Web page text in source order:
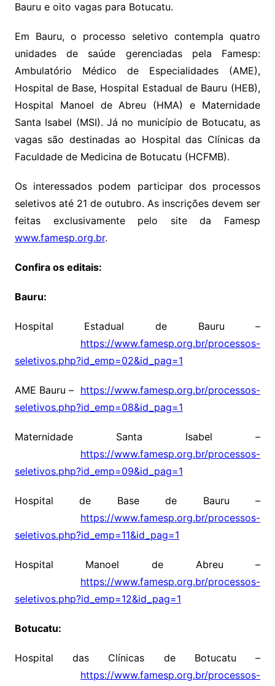
Bauru e oito vagas para Botucatu.
Em Bauru, o processo seletivo contempla quatro
unidades de saúde gerenciadas pela Famesp:
Ambulatório Médico de Especialidades (AME),
Hospital de Base, Hospital Estadual de Bauru (HEB),
Hospital Manoel de Abreu (HMA) e Maternidade
Santa Isabel (MSI). Já no município de Botucatu, as
vagas são destinadas ao Hospital das Clínicas da
Faculdade de Medicina de Botucatu (HCFMB).
Os interessados podem participar dos processos
seletivos até 21 de outubro. As inscrições devem ser
feitas exclusivamente pelo site da Famesp
www.famesp.org.br.
Confira os editais:
Bauru:
Hospital Estadual de Bauru –
https://www.famesp.org.br/processos-
seletivos.php?id_ emp=02&id_pag=1
AME Bauru – https://www.famesp.org.br/processos-
seletivos.php?id_ emp=08&id_pag=1
Maternidade Santa Isabel –
https://www.famesp.org.br/processos-
seletivos.php?id_ emp=09&id_pag=1
Hospital de Base de Bauru –
https://www.famesp.org.br/processos-
seletivos.php?id_ emp=11&id_pag=1
Hospital Manoel de Abreu –
https://www.famesp.org.br/processos-
seletivos.php?id_ emp=12&id_pag=1
Botucatu:
Hospital das Clínicas de Botucatu –
https://www.famesp.org.br/processos-